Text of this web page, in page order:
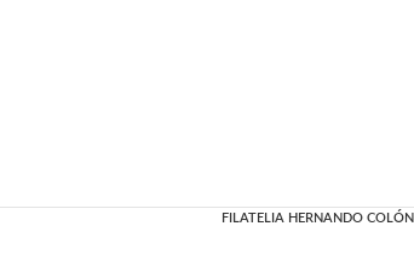
FILATELIA HERNANDO COLÓN